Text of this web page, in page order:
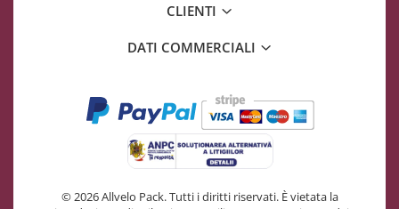
CLIENTI
DATI COMMERCIALI
© 2026 Allvelo Pack. Tutti i diritti riservati. È vietata la